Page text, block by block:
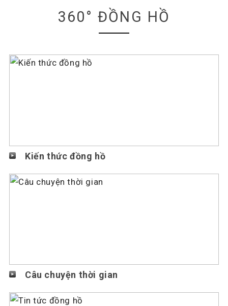
360° ĐỒNG HỒ
Kiến thức đồng hồ
Câu chuyện thời gian